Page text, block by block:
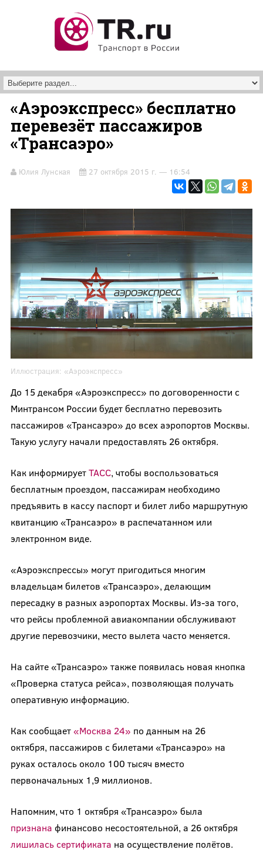
«Аэроэкспресс» бесплатно
перевезёт пассажиров
«Трансаэро»
Юлия Лунская 27 октября 2015 г. — 16:54
Иллюстрация: «Аэроэкспресс»
До 15 декабря «Аэроэкспресс» по договоренности с
Минтрансом России будет бесплатно перевозить
пассажиров «Трансаэро» до всех аэропортов Москвы.
Такую услугу начали предоставлять 26 октября.
Как информируетТАСС, чтобы воспользоваться
бесплатным проездом, пассажирам необходимо
предъявить в кассу паспорт и билет либо маршрутную
квитанцию «Трансаэро» в распечатанном или
электронном виде.
«Аэроэкспрессы» могут пригодиться многим
владельцам билетов «Трансаэро», делающим
пересадку в разных аэропортах Москвы. Из-за того,
что рейсы проблемной авиакомпании обслуживают
другие перевозчики, место вылета часто меняется.
На сайте «Трансаэро» также появилась новая кнопка
«Проверка статуса рейса», позволяющая получать
оперативную информацию.
Как сообщает«Москва 24» по данным на 26
октября, пассажиров с билетами «Трансаэро» на
руках осталось около 100 тысяч вместо
первоначальных 1,9 миллионов.
Напомним, что 1 октября «Трансаэро» была
признана финансово несостоятельной, а 26 октября
лишилась сертификата на осуществление полётов.